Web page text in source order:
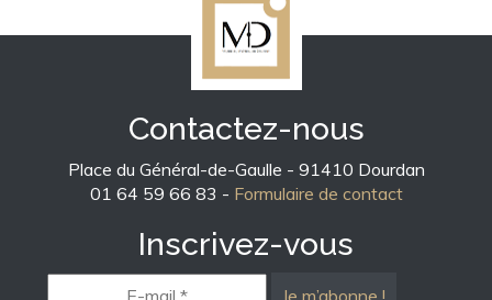
Contactez-nous
Place du Général-de-Gaulle - 91410 Dourdan
01 64 59 66 83 - Formulaire de contact
Inscrivez-vous